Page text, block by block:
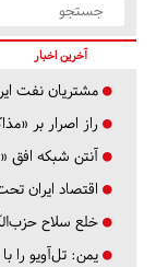
آخرین اخبار
مشتریان نفت ایران در ۷ سال
راز اصرار بر
آنتن شبکه
اقتصاد ایران
خلع سلاح
یمن: تل‌آویو را